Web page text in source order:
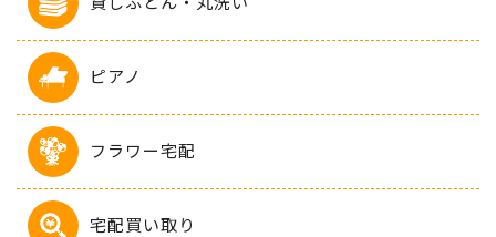
ピアノ
フラワー宅配
宅配買い取り